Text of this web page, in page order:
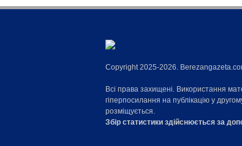
Copyright 2025-2026.
Всі права захищені. Використання
гіперпосилання на публікацію у
розміщується.
Збір статистики здійснюється за